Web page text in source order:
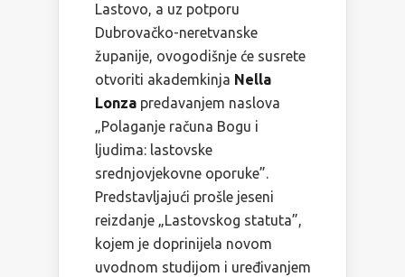
Lastovo, a uz potporu
Dubrovačko-neretvanske
županije, ovogodišnje će susrete
otvoriti akademkinja Nella
Lonza predavanjem naslova
„Polaganje računa Bogu i
ljudima: lastovske
srednjovjekovne oporuke”.
Predstavljajući prošle jeseni
reizdanje „Lastovskog statuta”,
kojem je doprinijela novom
uvodnom studijom i uređivanjem